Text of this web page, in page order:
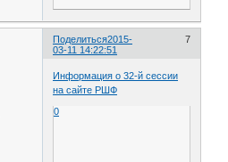
Поделиться 7
2015-
03-11 14:22:51
Информация о 32-й сессии
на сайте РШФ
0